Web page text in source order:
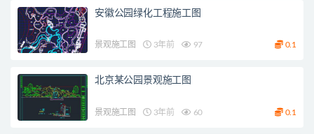
安徽公园绿化工程施工图
景观施工图 3年前 97 0.1
北京某公园景观施工图
景观施工图 3年前 60 0.1